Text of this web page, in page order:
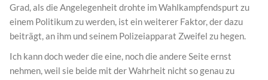
Grad, als die Angelegenheit drohte im Wahlkampfendspurt zu
einem Politikum zu werden, ist ein weiterer Faktor, der dazu
beiträgt, an ihm und seinem Polizeiapparat Zweifel zu hegen.
Ich kann doch weder die eine, noch die andere Seite ernst
nehmen, weil sie beide mit der Wahrheit nicht so genau zu